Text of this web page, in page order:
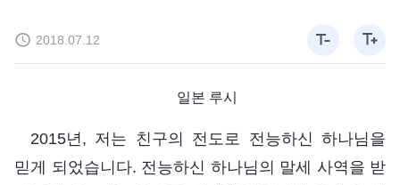
2018.07.12
일본 루시
2015년, 저는 친구의 전도로 전능하신 하나님을
믿게 되었습니다. 전능하신 하나님의 말세 사역을 받